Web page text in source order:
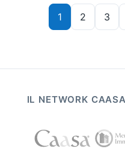
Paginazione
1 2 3
IL NETWORK